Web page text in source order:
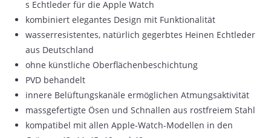
s Echtleder für die Apple Watch
kombiniert elegantes Design mit Funktionalität
wasserresistentes, natürlich gegerbtes Heinen Echtleder
aus Deutschland
ohne künstliche Oberflächenbeschichtung
PVD behandelt
innere Belüftungskanäle ermöglichen Atmungsaktivität
massgefertigte Ösen und Schnallen aus rostfreiem Stahl
kompatibel mit allen Apple-Watch-Modellen in den